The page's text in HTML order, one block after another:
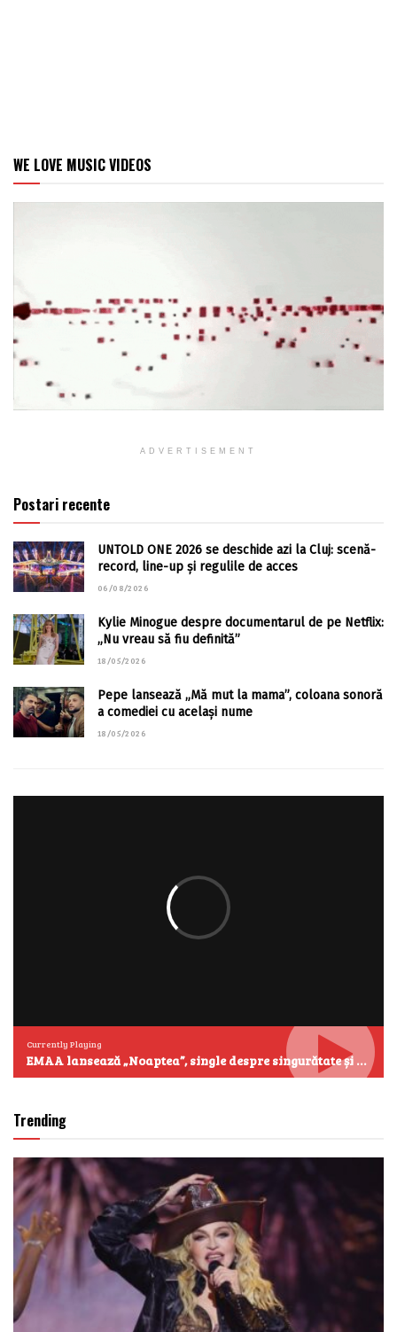
WE LOVE MUSIC VIDEOS
ADVERTISEMENT
Postari recente
UNTOLD ONE 2026 se deschide azi la Cluj: scenă-
record, line-up și regulile de acces
06/08/2026
Kylie Minogue despre documentarul de pe Netflix:
„Nu vreau să fiu definită”
18/05/2026
Pepe lansează „Mă mut la mama”, coloana sonoră
a comediei cu același nume
18/05/2026
Currently Playing
EMAA lansează „Noaptea”, single despre singurătate și emoțiile care se aud cel mai clar după miezul nopții
Trending